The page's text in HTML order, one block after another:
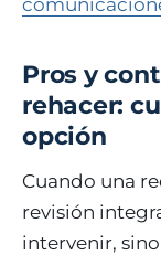
Pros y
rehacer:
opción
Cuando una
revisión
intervenir,